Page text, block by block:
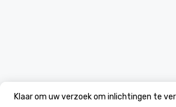
Klaar om uw verzoek om inlichtingen te